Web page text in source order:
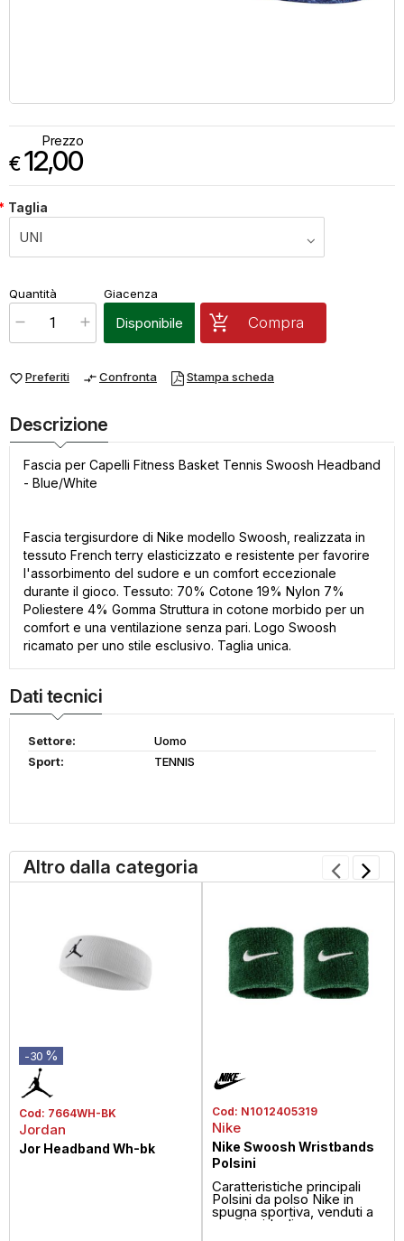
Prezzo
€12,00
Taglia
x1 Prezzo finale:€12,00
Quantità Giacenza
Disponibile Compra
favorite_borderPreferiti compare_arrowsConfronta Stampa scheda
Descrizione
Fascia per Capelli Fitness Basket Tennis Swoosh Headband
- Blue/White
Fascia tergisurdore di Nike modello Swoosh, realizzata in
tessuto French terry elasticizzato e resistente per favorire
l'assorbimento del sudore e un comfort eccezionale
durante il gioco. Tessuto: 70% Cotone 19% Nylon 7%
Poliestere 4% Gomma Struttura in cotone morbido per un
comfort e una ventilazione senza pari. Logo Swoosh
ricamato per uno stile esclusivo. Taglia unica.
Dati tecnici
Settore:
Uomo
Sport:
TENNIS
Altro dalla categoria
-30 %
Cod: 7664WH-BK
Jordan
Jor Headband Wh-bk
Cod: N1012405319
Nike
Nike Swoosh Wristbands
Polsini
Caratteristiche principali
Polsini da polso Nike in
spugna sportiva, venduti a
coppie, ideali per ass...